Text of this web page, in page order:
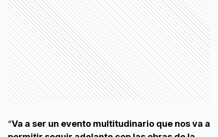
“Va a ser un evento multitudinario que nos va a